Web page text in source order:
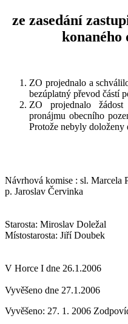
ze zasedání
konaného
ZO projednalo a
bezúplatný převod částí
ZO projednalo
pronájmu obecního
Protože nebyly doloženy
Návrhová komise : sl. Marcela
p. Jaroslav Červinka
Starosta: Miroslav Doležal
Místostarosta: Jiří Doubek
V Horce I dne 26.1.2006
Vyvěšeno dne 27.1.2006
Vyvěšeno: 27. 1. 2006